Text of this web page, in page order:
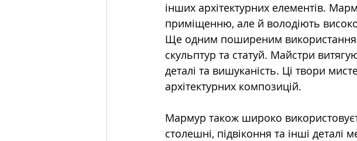
інших архітектурних елементів.
приміщенню, але й володіють
Ще одним поширеним
скульптур та статуй. Майстри
деталі та вишуканість. Ці твори
архітектурних композицій.
Мармур також широко
столешні, підвіконня та інші деталі